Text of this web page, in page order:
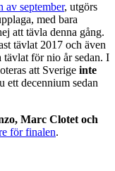
september, utgörs
med bara
att tävla denna gång.
tävlat 2017 och även
tävlat för nio år sedan. I
att Sverige inte
ett decennium sedan
Marc Clotet och
för finalen.